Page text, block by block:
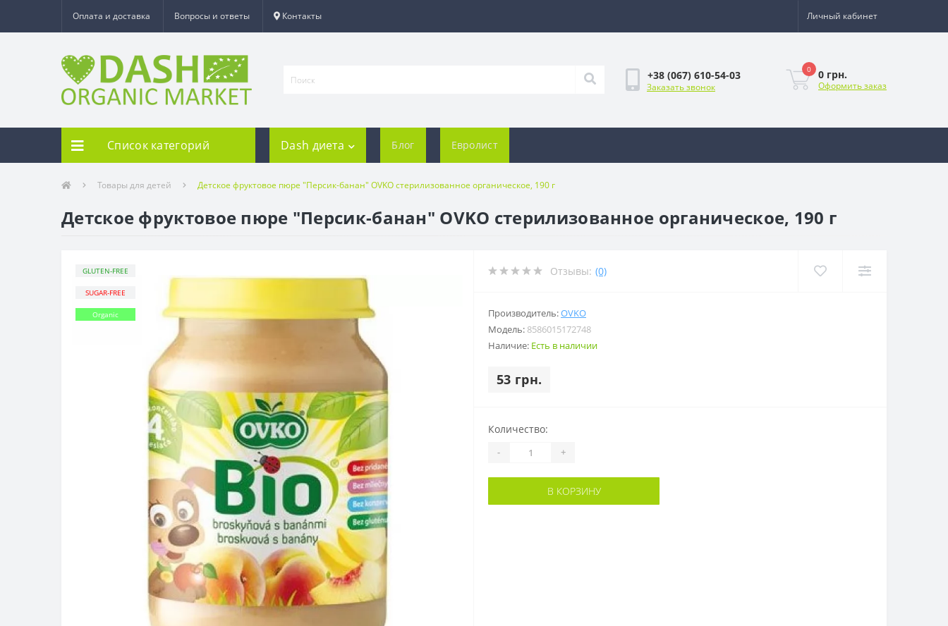
Оплата и доставка Вопросы и ответы Контакты Личный кабинет
+38 (067) 610-54-03
Заказать звонок
0 0 грн.
Оформить заказ
Список категорий Dash диета Блог Евролист
Товары для детей Детское фруктовое пюре "Персик-банан" OVKO стерилизованное органическое, 190 г
Детское фруктовое пюре "Персик-банан" OVKO стерилизованное органическое, 190 г
GLUTEN-FREE
SUGAR-FREE
Organic
Отзывы: (0)
Производитель:OVKO
Модель: 8586015172748
Наличие: Есть в наличии
53 грн.
Количество:
- +
В КОРЗИНУ